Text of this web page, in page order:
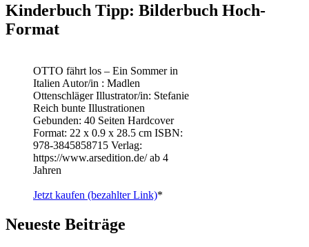
Kinderbuch Tipp: Bilderbuch Hoch-
Format
OTTO fährt los – Ein Sommer in
Italien Autor/in : Madlen
Ottenschläger Illustrator/in: Stefanie
Reich bunte Illustrationen
Gebunden: 40 Seiten Hardcover
Format: 22 x 0.9 x 28.5 cm ISBN: ‎
978-3845858715 Verlag:
https://www.arsedition.de/ ab 4
Jahren
Jetzt kaufen (bezahlter Link)*
Neueste Beiträge